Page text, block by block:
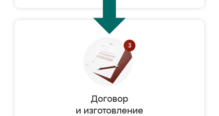
Договор
и изготовление